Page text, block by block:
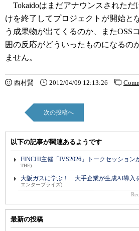
Tokaidoはまだアナウンスされただ
けを終了してプロジェクトが開始と
う成果物が出てくるのか、またOSS
囲の反応がどういったものになるの
ません。
西村賢 2012/04/09 12:13:26
次の投稿へ
以下の記事が関連あるようです
FINCHI主催「IVS2026」トークセッション
THE)
大阪ガスに学ぶ！ 大手企業が生成AI導入
エンタープライズ)
最新の投稿